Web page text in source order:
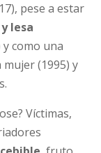
pese a estar
lesa
y como una
(1995) y
Víctimas,